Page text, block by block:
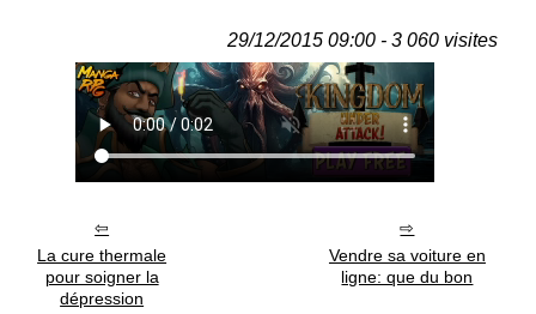
29/12/2015 09:00 - 3 060 visites
La cure thermale
pour soigner la
dépression
Vendre sa voiture en
ligne: que du bon